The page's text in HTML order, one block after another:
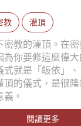
教 灌頂
密教的灌頂。在
為你要修這麼偉
式就是「皈依」
頂的儀式，是很隆
。
閱讀更多